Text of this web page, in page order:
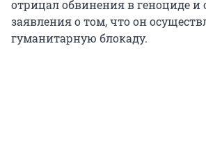
отрицал обвинения в геноциде и
заявления о том, что он
гуманитарную блокаду.